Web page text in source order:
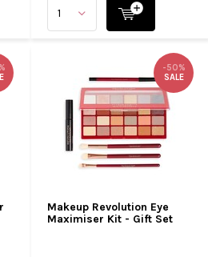
Makeup Revolution Eye
Maximiser Kit - Gift Set
-50%
SALE